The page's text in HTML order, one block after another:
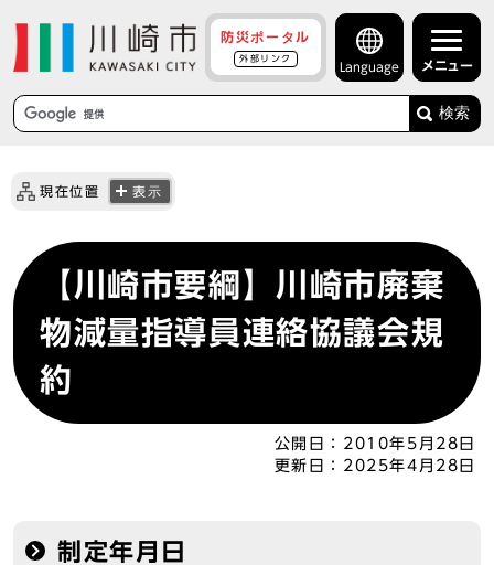
防災ポータル
外部リンク
Language メニュー
検索
現在位置 表示
【川崎市要綱】川崎市廃棄
物減量指導員連絡協議会規
約
公開日： 2010年5月28日
更新日： 2025年4月28日
制定年月日